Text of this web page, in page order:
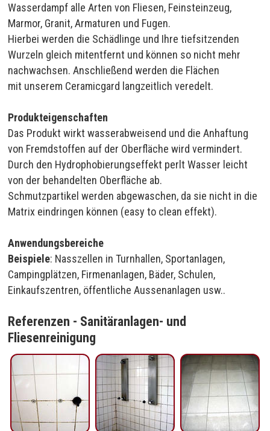
Wasserdampf alle Arten von Fliesen, Feinsteinzeug,
Marmor, Granit, Armaturen und Fugen.
Hierbei werden die Schädlinge und Ihre tiefsitzenden
Wurzeln gleich mitentfernt und können so nicht mehr
nachwachsen. Anschließend werden die Flächen
mit unserem Ceramicgard langzeitlich veredelt.
Produkteigenschaften
Das Produkt wirkt wasserabweisend und die Anhaftung
von Fremdstoffen auf der Oberfläche wird vermindert.
Durch den Hydrophobierungseffekt perlt Wasser leicht
von der behandelten Oberfläche ab.
Schmutzpartikel werden abgewaschen, da sie nicht in die
Matrix eindringen können (easy to clean effekt).
Anwendungsbereiche
Beispiele: Nasszellen in Turnhallen, Sportanlagen,
Campingplätzen, Firmenanlagen, Bäder, Schulen,
Einkaufszentren, öffentliche Aussenanlagen usw..
Referenzen - Sanitäranlagen- und
Fliesenreinigung